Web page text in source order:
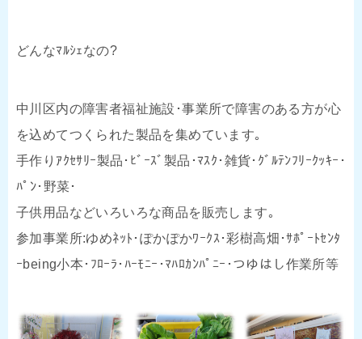
どんなﾏﾙｼｪなの?
中川区内の障害者福祉施設･事業所で障害のある方が心
を込めてつくられた製品を集めています｡
手作りｱｸｾｻﾘｰ製品･ﾋﾞｰｽﾞ製品･ﾏｽｸ･雑貨･ｸﾞﾙﾃﾝﾌﾘｰｸｯｷｰ･
ﾊﾟﾝ･野菜･
子供用品などいろいろな商品を販売します｡
参加事業所:ゆめﾈｯﾄ･ぽかぽかﾜｰｸｽ･彩樹高畑･ｻﾎﾟｰﾄｾﾝﾀ
ｰbeing小本･ﾌﾛｰﾗ･ﾊｰﾓﾆｰ･ﾏﾊﾛｶﾝﾊﾟﾆｰ･つゆはし作業所等